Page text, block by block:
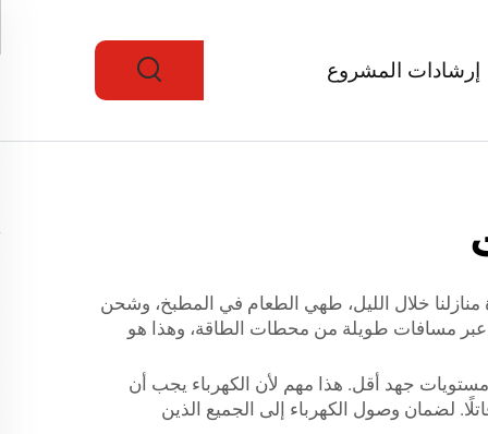
إرشادات المشروع
منازلنا خلال الليل، طهي الطعام في المطبخ، وشحن
عبر مسافات طويلة من محطات الطاقة، وهذا هو
إلى مستويات جهد أقل. هذا مهم لأن الكهرباء يجب أن
لضمان وصول الكهرباء إلى الجميع الذين